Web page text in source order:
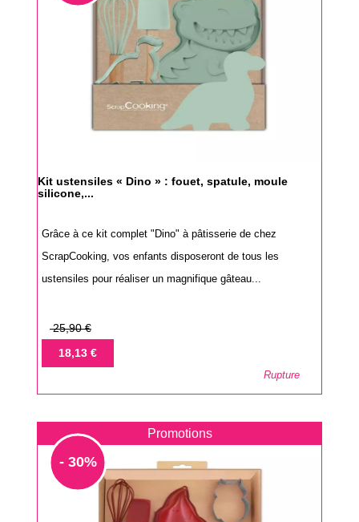
Kit ustensiles « Dino » : fouet, spatule, moule
silicone,...
Grâce à ce kit complet "Dino" à pâtisserie de chez
ScrapCooking, vos enfants disposeront de tous les
ustensiles pour réaliser un magnifique gâteau...
Prix
base
25,90 €
Prix18,13 €
Rupture
Promotions
- 30%